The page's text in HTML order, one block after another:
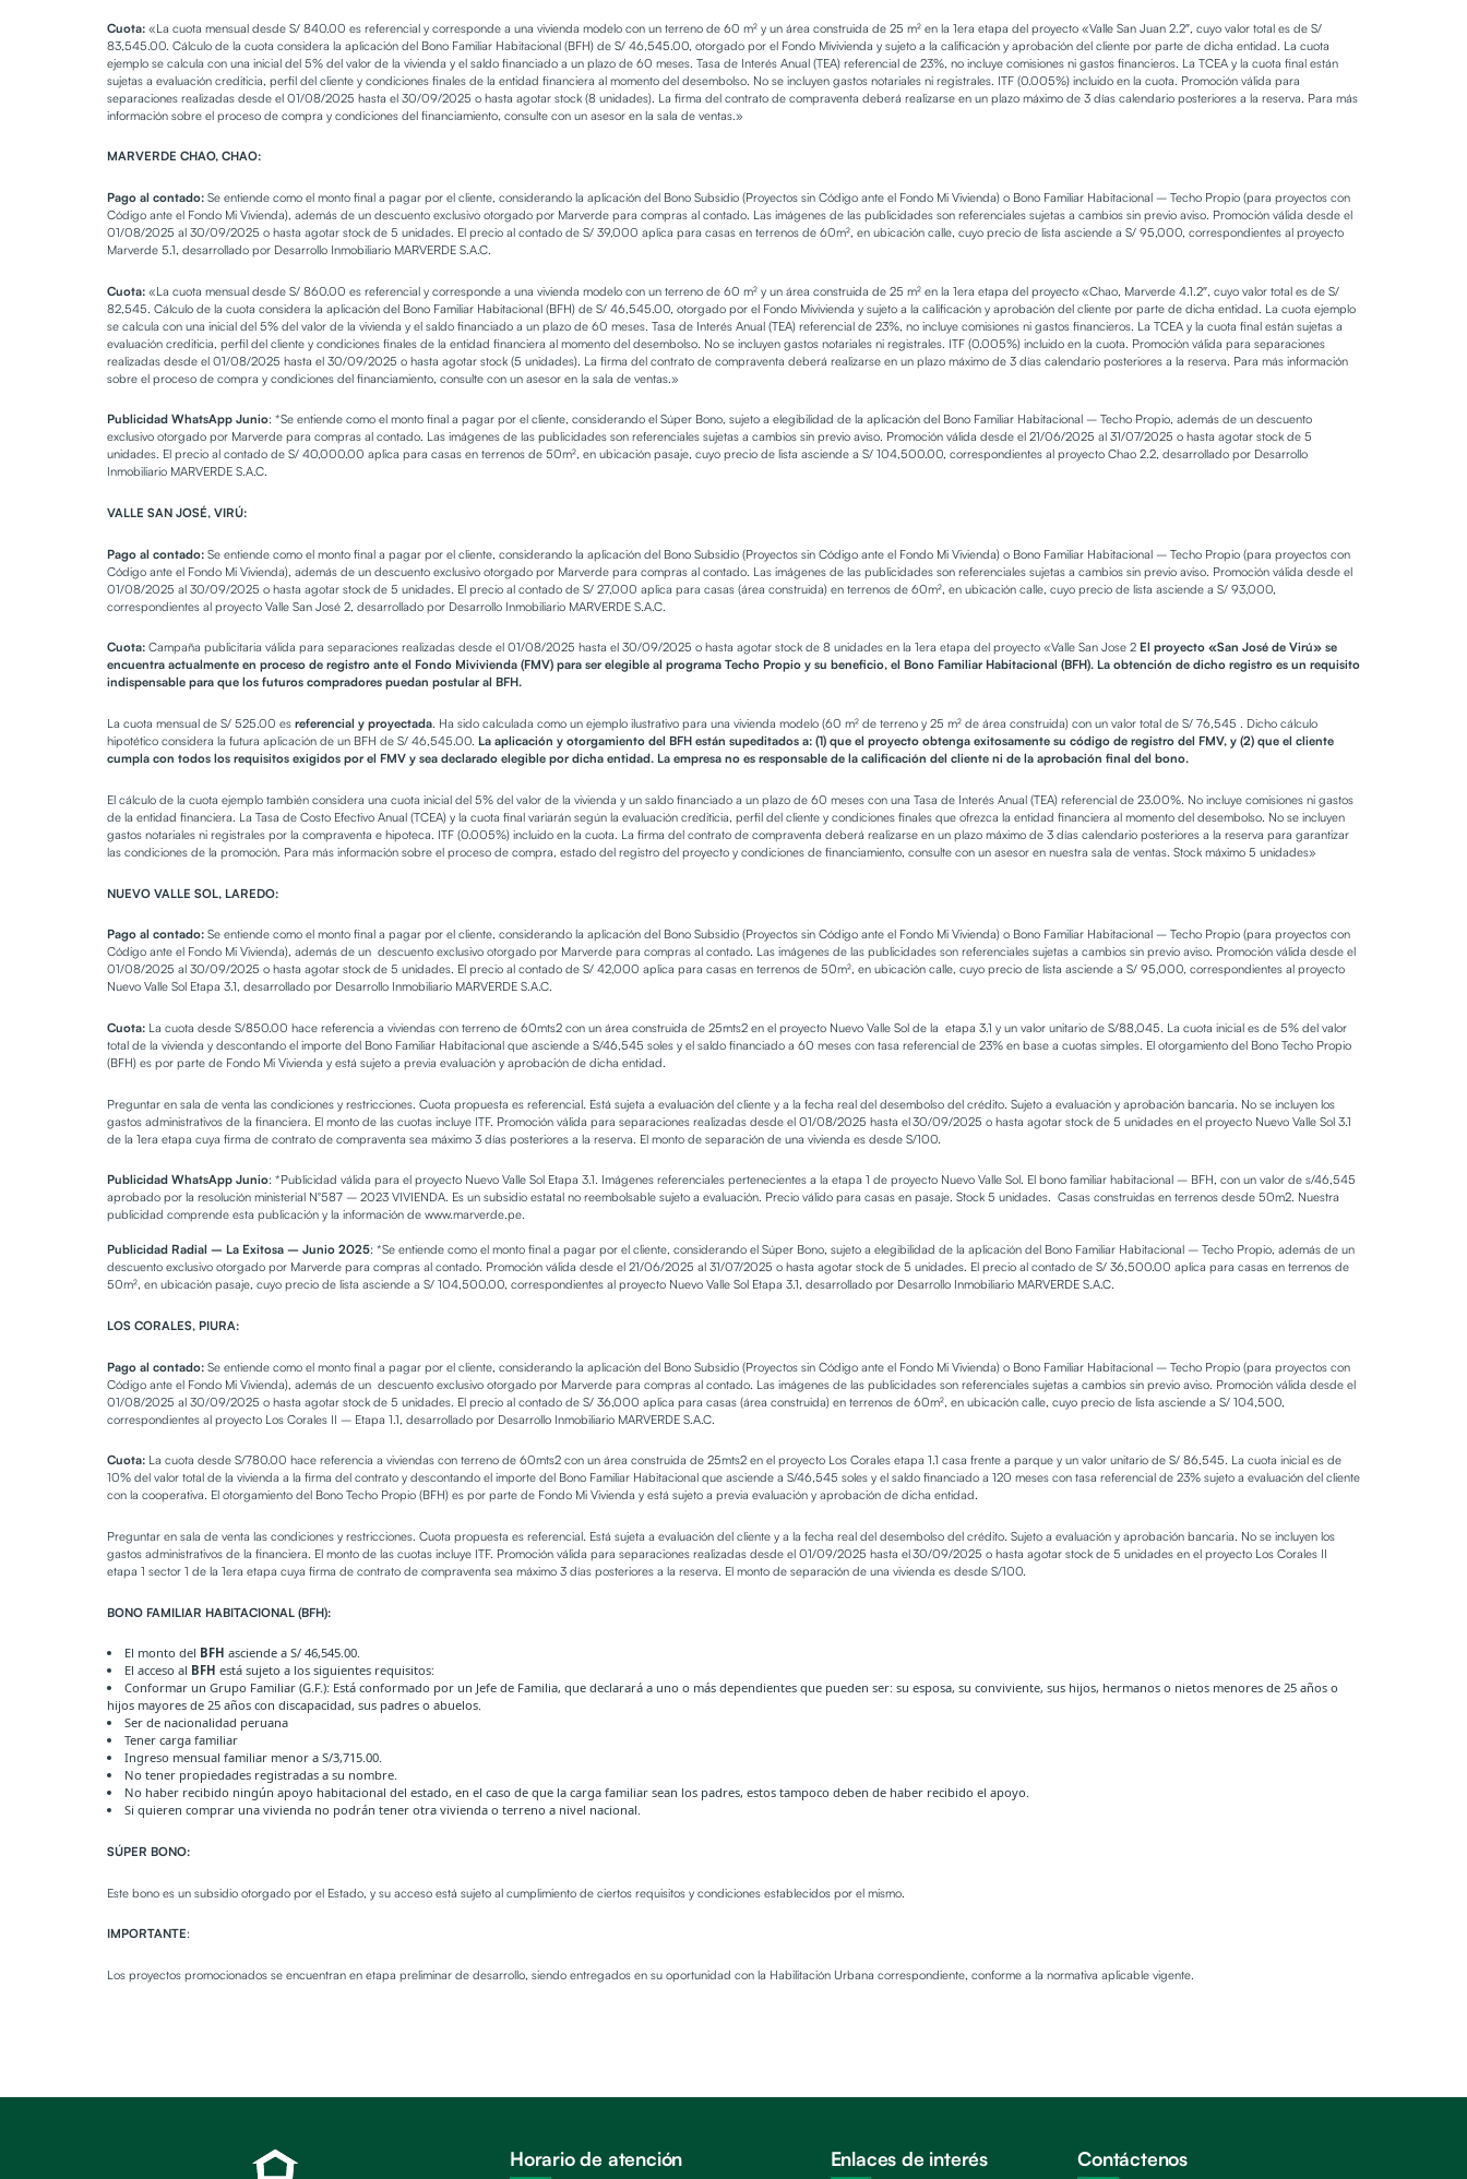
Cuota: «La cuota mensual desde S/ 840.00 es referencial y corresponde a una vivienda modelo con un terreno de 60 m² y un área construida de 25 m² en la 1era etapa del proyecto «Valle San Juan 2.2″, cuyo valor total es de S/
83,545.00. Cálculo de la cuota considera la aplicación del Bono Familiar Habitacional (BFH) de S/ 46,545.00, otorgado por el Fondo Mivivienda y sujeto a la calificación y aprobación del cliente por parte de dicha entidad. La cuota
ejemplo se calcula con una inicial del 5% del valor de la vivienda y el saldo financiado a un plazo de 60 meses. Tasa de Interés Anual (TEA) referencial de 23%, no incluye comisiones ni gastos financieros. La TCEA y la cuota final están
sujetas a evaluación crediticia, perfil del cliente y condiciones finales de la entidad financiera al momento del desembolso. No se incluyen gastos notariales ni registrales. ITF (0.005%) incluido en la cuota. Promoción válida para
separaciones realizadas desde el 01/08/2025 hasta el 30/09/2025 o hasta agotar stock (8 unidades). La firma del contrato de compraventa deberá realizarse en un plazo máximo de 3 días calendario posteriores a la reserva. Para más
información sobre el proceso de compra y condiciones del financiamiento, consulte con un asesor en la sala de ventas.»
MARVERDE CHAO, CHAO:
Pago al contado: Se entiende como el monto final a pagar por el cliente, considerando la aplicación del Bono Subsidio (Proyectos sin Código ante el Fondo Mi Vivienda) o Bono Familiar Habitacional – Techo Propio (para proyectos con
Código ante el Fondo Mi Vivienda), además de un descuento exclusivo otorgado por Marverde para compras al contado. Las imágenes de las publicidades son referenciales sujetas a cambios sin previo aviso. Promoción válida desde el
01/08/2025 al 30/09/2025 o hasta agotar stock de 5 unidades. El precio al contado de S/ 39,000 aplica para casas en terrenos de 60m², en ubicación calle, cuyo precio de lista asciende a S/ 95,000, correspondientes al proyecto
Marverde 5.1, desarrollado por Desarrollo Inmobiliario MARVERDE S.A.C.
Cuota: «La cuota mensual desde S/ 860.00 es referencial y corresponde a una vivienda modelo con un terreno de 60 m² y un área construida de 25 m² en la 1era etapa del proyecto «Chao, Marverde 4.1.2″, cuyo valor total es de S/
82,545. Cálculo de la cuota considera la aplicación del Bono Familiar Habitacional (BFH) de S/ 46,545.00, otorgado por el Fondo Mivivienda y sujeto a la calificación y aprobación del cliente por parte de dicha entidad. La cuota ejemplo
se calcula con una inicial del 5% del valor de la vivienda y el saldo financiado a un plazo de 60 meses. Tasa de Interés Anual (TEA) referencial de 23%, no incluye comisiones ni gastos financieros. La TCEA y la cuota final están sujetas a
evaluación crediticia, perfil del cliente y condiciones finales de la entidad financiera al momento del desembolso. No se incluyen gastos notariales ni registrales. ITF (0.005%) incluido en la cuota. Promoción válida para separaciones
realizadas desde el 01/08/2025 hasta el 30/09/2025 o hasta agotar stock (5 unidades). La firma del contrato de compraventa deberá realizarse en un plazo máximo de 3 días calendario posteriores a la reserva. Para más información
sobre el proceso de compra y condiciones del financiamiento, consulte con un asesor en la sala de ventas.»
Publicidad WhatsApp Junio: *Se entiende como el monto final a pagar por el cliente, considerando el Súper Bono, sujeto a elegibilidad de la aplicación del Bono Familiar Habitacional – Techo Propio, además de un descuento
exclusivo otorgado por Marverde para compras al contado. Las imágenes de las publicidades son referenciales sujetas a cambios sin previo aviso. Promoción válida desde el 21/06/2025 al 31/07/2025 o hasta agotar stock de 5
unidades. El precio al contado de S/ 40,000.00 aplica para casas en terrenos de 50m², en ubicación pasaje, cuyo precio de lista asciende a S/ 104,500.00, correspondientes al proyecto Chao 2.2, desarrollado por Desarrollo
Inmobiliario MARVERDE S.A.C.
VALLE SAN JOSÉ, VIRÚ:
Pago al contado: Se entiende como el monto final a pagar por el cliente, considerando la aplicación del Bono Subsidio (Proyectos sin Código ante el Fondo Mi Vivienda) o Bono Familiar Habitacional – Techo Propio (para proyectos con
Código ante el Fondo Mi Vivienda), además de un descuento exclusivo otorgado por Marverde para compras al contado. Las imágenes de las publicidades son referenciales sujetas a cambios sin previo aviso. Promoción válida desde el
01/08/2025 al 30/09/2025 o hasta agotar stock de 5 unidades. El precio al contado de S/ 27,000 aplica para casas (área construida) en terrenos de 60m², en ubicación calle, cuyo precio de lista asciende a S/ 93,000,
correspondientes al proyecto Valle San José 2, desarrollado por Desarrollo Inmobiliario MARVERDE S.A.C.
Cuota: Campaña publicitaria válida para separaciones realizadas desde el 01/08/2025 hasta el 30/09/2025 o hasta agotar stock de 8 unidades en la 1era etapa del proyecto «Valle San Jose 2 El proyecto «San José de Virú» se
encuentra actualmente en proceso de registro ante el Fondo Mivivienda (FMV) para ser elegible al programa Techo Propio y su beneficio, el Bono Familiar Habitacional (BFH). La obtención de dicho registro es un requisito
indispensable para que los futuros compradores puedan postular al BFH.
La cuota mensual de S/ 525.00 es referencial y proyectada. Ha sido calculada como un ejemplo ilustrativo para una vivienda modelo (60 m² de terreno y 25 m² de área construida) con un valor total de S/ 76,545 . Dicho cálculo
hipotético considera la futura aplicación de un BFH de S/ 46,545.00. La aplicación y otorgamiento del BFH están supeditados a: (1) que el proyecto obtenga exitosamente su código de registro del FMV, y (2) que el cliente
cumpla con todos los requisitos exigidos por el FMV y sea declarado elegible por dicha entidad. La empresa no es responsable de la calificación del cliente ni de la aprobación final del bono.
El cálculo de la cuota ejemplo también considera una cuota inicial del 5% del valor de la vivienda y un saldo financiado a un plazo de 60 meses con una Tasa de Interés Anual (TEA) referencial de 23.00%. No incluye comisiones ni gastos
de la entidad financiera. La Tasa de Costo Efectivo Anual (TCEA) y la cuota final variarán según la evaluación crediticia, perfil del cliente y condiciones finales que ofrezca la entidad financiera al momento del desembolso. No se incluyen
gastos notariales ni registrales por la compraventa e hipoteca. ITF (0.005%) incluido en la cuota. La firma del contrato de compraventa deberá realizarse en un plazo máximo de 3 días calendario posteriores a la reserva para garantizar
las condiciones de la promoción. Para más información sobre el proceso de compra, estado del registro del proyecto y condiciones de financiamiento, consulte con un asesor en nuestra sala de ventas. Stock máximo 5 unidades»
NUEVO VALLE SOL, LAREDO:
Pago al contado: Se entiende como el monto final a pagar por el cliente, considerando la aplicación del Bono Subsidio (Proyectos sin Código ante el Fondo Mi Vivienda) o Bono Familiar Habitacional – Techo Propio (para proyectos con
Código ante el Fondo Mi Vivienda), además de un descuento exclusivo otorgado por Marverde para compras al contado. Las imágenes de las publicidades son referenciales sujetas a cambios sin previo aviso. Promoción válida desde el
01/08/2025 al 30/09/2025 o hasta agotar stock de 5 unidades. El precio al contado de S/ 42,000 aplica para casas en terrenos de 50m², en ubicación calle, cuyo precio de lista asciende a S/ 95,000, correspondientes al proyecto
Nuevo Valle Sol Etapa 3.1, desarrollado por Desarrollo Inmobiliario MARVERDE S.A.C.
Cuota: La cuota desde S/850.00 hace referencia a viviendas con terreno de 60mts2 con un área construida de 25mts2 en el proyecto Nuevo Valle Sol de la etapa 3.1 y un valor unitario de S/88,045. La cuota inicial es de 5% del valor
total de la vivienda y descontando el importe del Bono Familiar Habitacional que asciende a S/46,545 soles y el saldo financiado a 60 meses con tasa referencial de 23% en base a cuotas simples. El otorgamiento del Bono Techo Propio
(BFH) es por parte de Fondo Mi Vivienda y está sujeto a previa evaluación y aprobación de dicha entidad.
Preguntar en sala de venta las condiciones y restricciones. Cuota propuesta es referencial. Está sujeta a evaluación del cliente y a la fecha real del desembolso del crédito. Sujeto a evaluación y aprobación bancaria. No se incluyen los
gastos administrativos de la financiera. El monto de las cuotas incluye ITF. Promoción válida para separaciones realizadas desde el 01/08/2025 hasta el 30/09/2025 o hasta agotar stock de 5 unidades en el proyecto Nuevo Valle Sol 3.1
de la 1era etapa cuya firma de contrato de compraventa sea máximo 3 días posteriores a la reserva. El monto de separación de una vivienda es desde S/100.
Publicidad WhatsApp Junio: *Publicidad válida para el proyecto Nuevo Valle Sol Etapa 3.1. Imágenes referenciales pertenecientes a la etapa 1 de proyecto Nuevo Valle Sol. El bono familiar habitacional – BFH, con un valor de s/46,545
aprobado por la resolución ministerial N°587 – 2023 VIVIENDA. Es un subsidio estatal no reembolsable sujeto a evaluación. Precio válido para casas en pasaje. Stock 5 unidades. Casas construidas en terrenos desde 50m2. Nuestra
publicidad comprende esta publicación y la información de www.marverde.pe.
Publicidad Radial – La Exitosa – Junio 2025: *Se entiende como el monto final a pagar por el cliente, considerando el Súper Bono, sujeto a elegibilidad de la aplicación del Bono Familiar Habitacional – Techo Propio, además de un
descuento exclusivo otorgado por Marverde para compras al contado. Promoción válida desde el 21/06/2025 al 31/07/2025 o hasta agotar stock de 5 unidades. El precio al contado de S/ 36,500.00 aplica para casas en terrenos de
50m², en ubicación pasaje, cuyo precio de lista asciende a S/ 104,500.00, correspondientes al proyecto Nuevo Valle Sol Etapa 3.1, desarrollado por Desarrollo Inmobiliario MARVERDE S.A.C.
LOS CORALES, PIURA:
Pago al contado: Se entiende como el monto final a pagar por el cliente, considerando la aplicación del Bono Subsidio (Proyectos sin Código ante el Fondo Mi Vivienda) o Bono Familiar Habitacional – Techo Propio (para proyectos con
Código ante el Fondo Mi Vivienda), además de un descuento exclusivo otorgado por Marverde para compras al contado. Las imágenes de las publicidades son referenciales sujetas a cambios sin previo aviso. Promoción válida desde el
01/08/2025 al 30/09/2025 o hasta agotar stock de 5 unidades. El precio al contado de S/ 36,000 aplica para casas (área construida) en terrenos de 60m², en ubicación calle, cuyo precio de lista asciende a S/ 104,500,
correspondientes al proyecto Los Corales II – Etapa 1.1, desarrollado por Desarrollo Inmobiliario MARVERDE S.A.C.
Cuota: La cuota desde S/780.00 hace referencia a viviendas con terreno de 60mts2 con un área construida de 25mts2 en el proyecto Los Corales etapa 1.1 casa frente a parque y un valor unitario de S/ 86,545. La cuota inicial es de
10% del valor total de la vivienda a la firma del contrato y descontando el importe del Bono Familiar Habitacional que asciende a S/46,545 soles y el saldo financiado a 120 meses con tasa referencial de 23% sujeto a evaluación del cliente
con la cooperativa. El otorgamiento del Bono Techo Propio (BFH) es por parte de Fondo Mi Vivienda y está sujeto a previa evaluación y aprobación de dicha entidad.
Preguntar en sala de venta las condiciones y restricciones. Cuota propuesta es referencial. Está sujeta a evaluación del cliente y a la fecha real del desembolso del crédito. Sujeto a evaluación y aprobación bancaria. No se incluyen los
gastos administrativos de la financiera. El monto de las cuotas incluye ITF. Promoción válida para separaciones realizadas desde el 01/09/2025 hasta el 30/09/2025 o hasta agotar stock de 5 unidades en el proyecto Los Corales II
etapa 1 sector 1 de la 1era etapa cuya firma de contrato de compraventa sea máximo 3 días posteriores a la reserva. El monto de separación de una vivienda es desde S/100.
BONO FAMILIAR HABITACIONAL (BFH):
El monto del BFH asciende a S/ 46,545.00.
El acceso al BFHestá sujeto a los siguientes requisitos:
Conformar un Grupo Familiar (G.F.): Está conformado por un Jefe de Familia, que declarará a uno o más dependientes que pueden ser: su esposa, su conviviente, sus hijos, hermanos o nietos menores de 25 años o
hijos mayores de 25 años con discapacidad, sus padres o abuelos.
Ser de nacionalidad peruana
Tener carga familiar
Ingreso mensual familiar menor a S/3,715.00.
No tener propiedades registradas a su nombre.
No haber recibido ningún apoyo habitacional del estado, en el caso de que la carga familiar sean los padres, estos tampoco deben de haber recibido el apoyo.
Si quieren comprar una vivienda no podrán tener otra vivienda o terreno a nivel nacional.
SÚPER BONO:
Este bono es un subsidio otorgado por el Estado, y su acceso está sujeto al cumplimiento de ciertos requisitos y condiciones establecidos por el mismo.
IMPORTANTE:
Los proyectos promocionados se encuentran en etapa preliminar de desarrollo, siendo entregados en su oportunidad con la Habilitación Urbana correspondiente, conforme a la normativa aplicable vigente.
Horario de atención Enlaces de interés Contáctenos